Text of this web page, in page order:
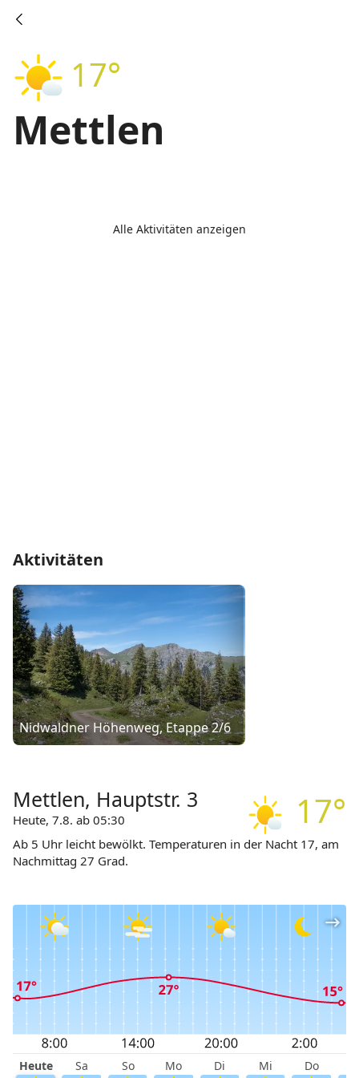
17°
Mettlen
Alle Aktivitäten anzeigen
Aktivitäten
Nidwaldner Höhenweg, Etappe 2/6
17°
Mettlen, Hauptstr. 3
Heute, 7.8. ab 05:30
Ab 5 Uhr leicht bewölkt. Temperaturen in der Nacht 17, am
Nachmittag 27 Grad.
Heute Sa So Mo Di Mi Do